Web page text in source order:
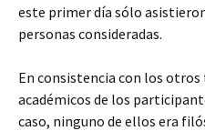
este primer día sólo
personas consideradas.
En consistencia con los
académicos de los
caso, ninguno de ellos era